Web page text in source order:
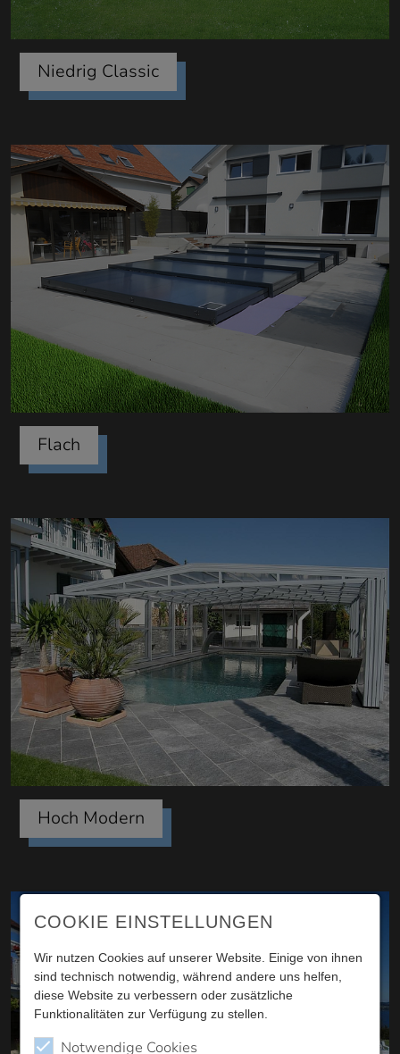
Niedrig Classic
Flach
Hoch Modern
COOKIE EINSTELLUNGEN
Wir nutzen Cookies auf unserer Website. Einige von ihnen
sind technisch notwendig, während andere uns helfen,
diese Website zu verbessern oder zusätzliche
Funktionalitäten zur Verfügung zu stellen.
Notwendige Cookies